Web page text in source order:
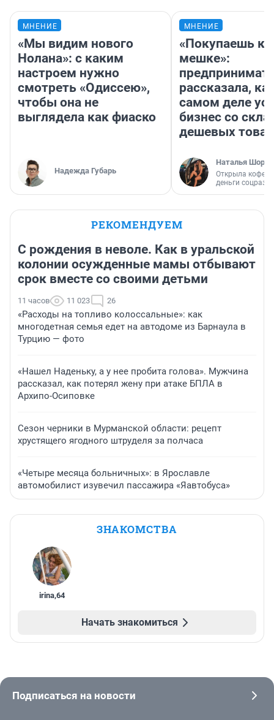
МНЕНИЕ
«Мы видим нового
Нолана»: с каким
настроем нужно
смотреть «Одиссею»,
чтобы она не
выглядела как фиаско
Надежда Губарь
МНЕНИЕ
«Покупаешь
мешке»:
рассказала,
самом деле
бизнес со
дешевых
Наталья
Открыла
деньги
РЕКОМЕНДУЕМ
С рождения в неволе. Как в уральской
колонии осужденные мамы отбывают
срок вместе со своими детьми
11 часов 11 023 26
«Расходы на топливо колоссальные»: как
многодетная семья едет на автодоме из Барнаула в
Турцию — фото
«Нашел Наденьку, а у нее пробита голова». Мужчина
рассказал, как потерял жену при атаке БПЛА в
Архипо-Осиповке
Сезон черники в Мурманской области: рецепт
хрустящего ягодного штруделя за полчаса
«Четыре месяца больничных»: в Ярославле
автомобилист изувечил пассажира «Яавтобуса»
ЗНАКОМСТВА
irina,64
Начать знакомиться
Подписаться на новости